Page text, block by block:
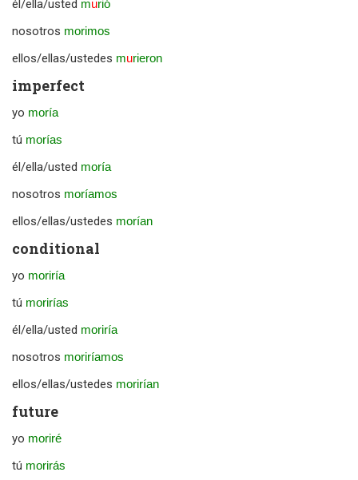
él/ella/usted murió
nosotros morimos
ellos/ellas/ustedes murieron
imperfect
yo moría
tú morías
él/ella/usted moría
nosotros moríamos
ellos/ellas/ustedes morían
conditional
yo moriría
tú morirías
él/ella/usted moriría
nosotros moriríamos
ellos/ellas/ustedes morirían
future
yo moriré
tú morirás